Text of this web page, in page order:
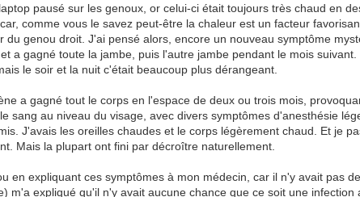
pausé sur les genoux, or celui-ci était toujours très chaud en
comme vous le savez peut-être la chaleur est un facteur
genou droit. J'ai pensé alors, encore un nouveau symptôme
a gagné toute la jambe, puis l'autre jambe pendant le mois
le soir et la nuit c'était beaucoup plus dérangeant.
a gagné tout le corps en l'espace de deux ou trois mois,
sang au niveau du visage, avec divers symptômes d'anesthésie
J'avais les oreilles chaudes et le corps légèrement chaud. Et je
Mais la plupart ont fini par décroître naturellement.
en expliquant ces symptômes à mon médecin, car il n'y avait pas
m'a expliqué qu'il n'y avait aucune chance que ce soit une infection